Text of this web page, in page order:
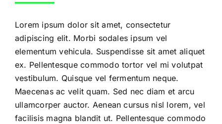
Lorem ipsum dolor sit amet, consectetur
adipiscing elit. Morbi sodales ipsum vel
elementum vehicula. Suspendisse sit amet aliquet
ex. Pellentesque commodo tortor vel mi volutpat
vestibulum. Quisque vel fermentum neque.
Maecenas ac velit quam. Sed nec diam et arcu
ullamcorper auctor. Aenean cursus nisl lorem, vel
facilisis magna blandit ut. Pellentesque commodo